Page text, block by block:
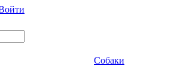
Собаки